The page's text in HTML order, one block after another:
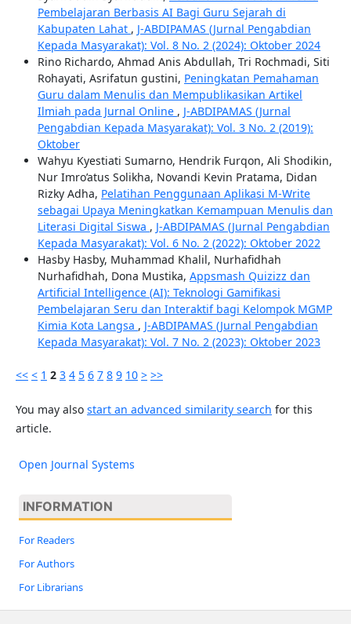
Pembelajaran Berbasis AI Bagi Guru Sejarah di
Kabupaten Lahat , J-ABDIPAMAS (Jurnal Pengabdian
Kepada Masyarakat): Vol. 8 No. 2 (2024): Oktober 2024
Rino Richardo, Ahmad Anis Abdullah, Tri Rochmadi, Siti
Rohayati, Asrifatun gustini, Peningkatan Pemahaman
Guru dalam Menulis dan Mempublikasikan Artikel
Ilmiah pada Jurnal Online , J-ABDIPAMAS (Jurnal
Pengabdian Kepada Masyarakat): Vol. 3 No. 2 (2019):
Oktober
Wahyu Kyestiati Sumarno, Hendrik Furqon, Ali Shodikin,
Nur Imro’atus Solikha, Novandi Kevin Pratama, Didan
Rizky Adha, Pelatihan Penggunaan Aplikasi M-Write
sebagai Upaya Meningkatkan Kemampuan Menulis dan
Literasi Digital Siswa , J-ABDIPAMAS (Jurnal Pengabdian
Kepada Masyarakat): Vol. 6 No. 2 (2022): Oktober 2022
Hasby Hasby, Muhammad Khalil, Nurhafidhah
Nurhafidhah, Dona Mustika, Appsmash Quizizz dan
Artificial Intelligence (AI): Teknologi Gamifikasi
Pembelajaran Seru dan Interaktif bagi Kelompok MGMP
Kimia Kota Langsa , J-ABDIPAMAS (Jurnal Pengabdian
Kepada Masyarakat): Vol. 7 No. 2 (2023): Oktober 2023
<< < 1 2 3 4 5 6 7 8 9 10 > >>
You may also start an advanced similarity search for this
article.
Open Journal Systems
INFORMATION
For Readers
For Authors
For Librarians